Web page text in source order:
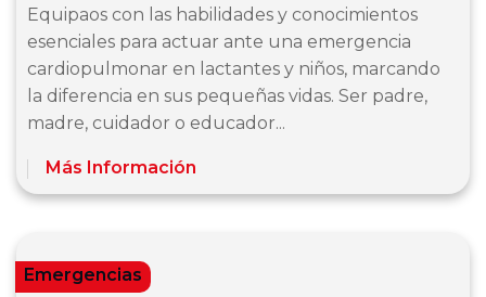
Equipaos con las habilidades y conocimientos
esenciales para actuar ante una emergencia
cardiopulmonar en lactantes y niños, marcando
la diferencia en sus pequeñas vidas. Ser padre,
madre, cuidador o educador...
Más Información
Emergencias